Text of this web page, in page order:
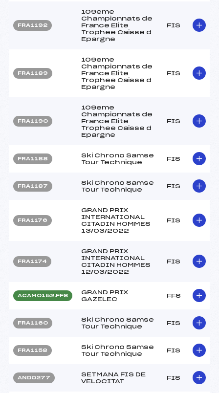
FRA1192
109eme
Championnats de
France Elite
Trophee Caisse d
Epargne
FIS
FRA1189
109eme
Championnats de
France Elite
Trophee Caisse d
Epargne
FIS
FRA1190
109eme
Championnats de
France Elite
Trophee Caisse d
Epargne
FIS
FRA1188
Ski Chrono Samse
Tour Technique
FIS
FRA1187
Ski Chrono Samse
Tour Technique
FIS
FRA1176
GRAND PRIX
INTERNATIONAL
CITADIN HOMMES
13/03/2022
FIS
FRA1174
GRAND PRIX
INTERNATIONAL
CITADIN HOMMES
12/03/2022
FIS
ACAM0152.FFS
GRAND PRIX
GAZELEC
FFS
FRA1160
Ski Chrono Samse
Tour Technique
FIS
FRA1158
Ski Chrono Samse
Tour Technique
FIS
AND0277
SETMANA FIS DE
VELOCITAT
FIS